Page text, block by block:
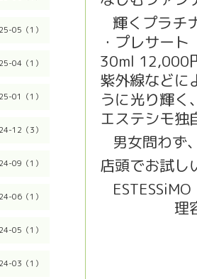
05（1）
04（1）
01（1）
12（3）
09（1）
06（1）
05（1）
03（1）
輝くプラチ
・プレサー
30ml 12,000
紫外線などに
うに光り輝く
エステシモ
💁‍♂️男女問わず
店頭でお試し
理容